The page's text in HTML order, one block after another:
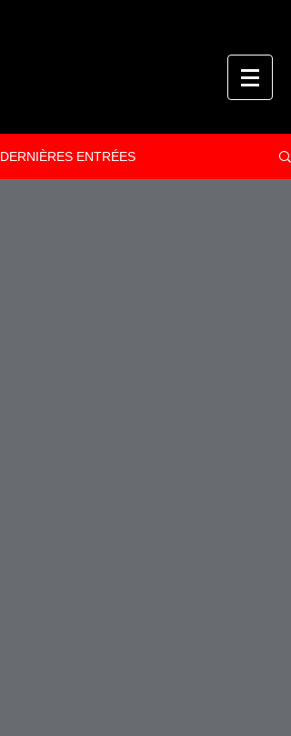
DERNIÈRES ENTRÉES